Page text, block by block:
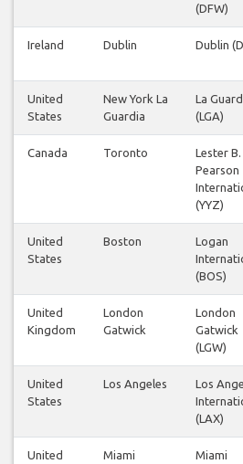
(DFW)
Ireland Dublin Dublin
United
States
New York La
Guardia
La
(LGA)
Canada Toronto
Lester B.
Pearson
(YYZ)
United
States
Boston
Logan
(BOS)
United
Kingdom
London
Gatwick
London
Gatwick
(LGW)
United
States
Los Angeles
Los
(LAX)
United
Miami
Miami